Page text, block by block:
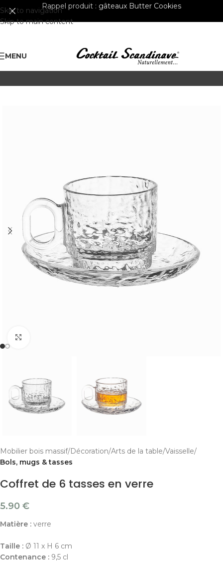
Skip to navigation
Skip to main content
Rappel produit : gâteaux Butter Cookies
MENU
Mobilier bois massif Décoration Arts de la table Vaisselle
Bols, mugs & tasses
Coffret de 6 tasses en verre
5.90 €
Matière : verre
Taille : Ø 11 x H 6 cm
Contenance : 9,5 cl